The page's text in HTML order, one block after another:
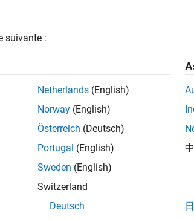
toutes été traduites. Effectuez une
qualité | Expérimenté(e)
skills to design and develop test
on testing for Polyspace.
suivante :
Netherlands (English)
Norway (English)
Österreich (Deutsch)
Portugal (English)
Sweden (English)
Switzerland
Deutsch